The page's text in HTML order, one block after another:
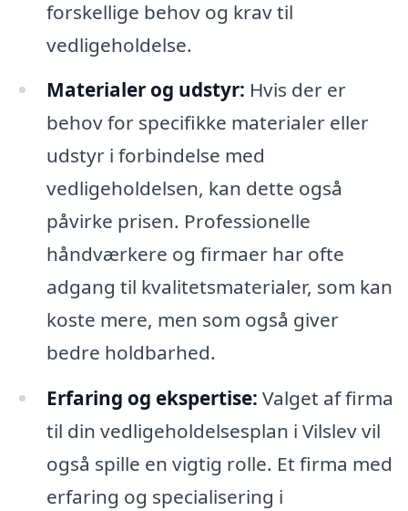
forskellige behov og krav til
vedligeholdelse.
Materialer og udstyr: Hvis der er
behov for specifikke materialer eller
udstyr i forbindelse med
vedligeholdelsen, kan dette også
påvirke prisen. Professionelle
håndværkere og firmaer har ofte
adgang til kvalitetsmaterialer, som kan
koste mere, men som også giver
bedre holdbarhed.
Erfaring og ekspertise: Valget af firma
til din vedligeholdelsesplan i Vilslev vil
også spille en vigtig rolle. Et firma med
erfaring og specialisering i